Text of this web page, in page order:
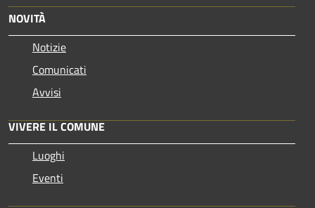
NOVITÀ
Notizie
Comunicati
Avvisi
VIVERE IL COMUNE
Luoghi
Eventi